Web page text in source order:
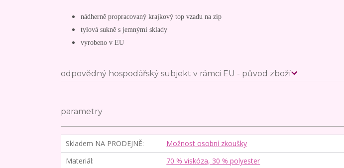
nádherně propracovaný krajkový top vzadu na zip
tylová sukně s jemnými sklady
vyrobeno v EU
odpovědný hospodářský subjekt v rámci EU - původ zboží
parametry
Skladem NA PRODEJNĚ
Možnost osobní zkoušky
Materiál
70 % viskóza, 30 % polyester